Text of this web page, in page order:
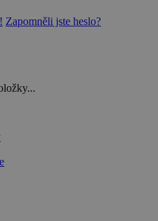
! Zapomněli jste heslo?